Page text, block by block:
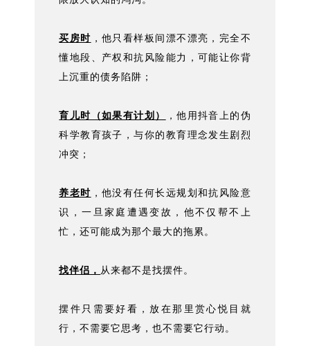
买房时 ，他只看样板间漂不漂亮，完全不
懂地段、产权和抗风险能力，可能让你背
上沉重的债务陷阱；
育儿时（如果有计划）
，他用抖音上的伪
科学教育孩子，与你的教育理念发生剧烈
冲突；
养老时 ，他没有任何长远规划和抗风险意
识，一旦家庭遭遇变故，他不仅帮不上
忙，还可能成为那个最大的拖累。
找伴侣， 从来都不是找摆件。
摆件只需要好看，放在那里赏心悦目就
行，不需要它思考，也不需要它行动。